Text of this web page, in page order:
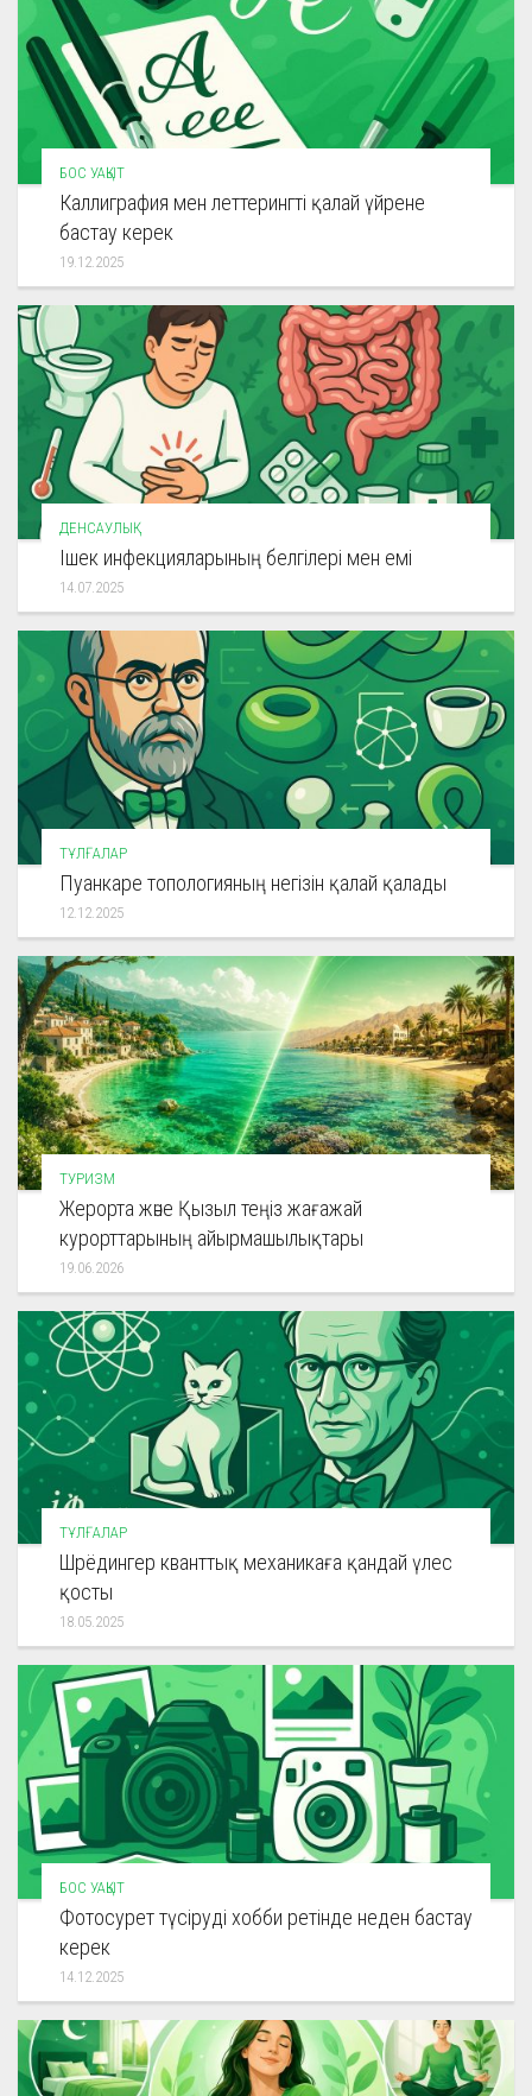
БОС УАҚЫТ
Каллиграфия мен леттерингті қалай үйрене
бастау керек
19.12.2025
ДЕНСАУЛЫҚ
Ішек инфекцияларының белгілері мен емі
14.07.2025
ТҰЛҒАЛАР
Пуанкаре топологияның негізін қалай қалады
12.12.2025
ТУРИЗМ
Жерорта және Қызыл теңіз жағажай
курорттарының айырмашылықтары
19.06.2026
ТҰЛҒАЛАР
Шрёдингер кванттық механикаға қандай үлес
қосты
18.05.2025
БОС УАҚЫТ
Фотосурет түсіруді хобби ретінде неден бастау
керек
14.12.2025